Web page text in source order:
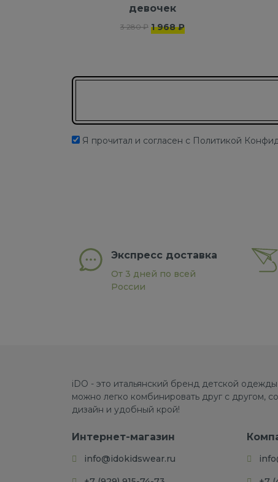
девочек
3 280 ₽ 1 968 ₽
Я прочитал и согласен с Политикой
Экспресс доставка
От 3 дней по всей
России
iDO - это итальянский бренд детской
можно легко комбинировать друг с другом,
дизайн и удобный крой!
Интернет-магазин
info@idokidswear.ru